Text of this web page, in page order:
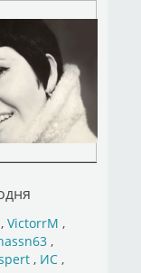
VictorrM ,
,
, ИС,